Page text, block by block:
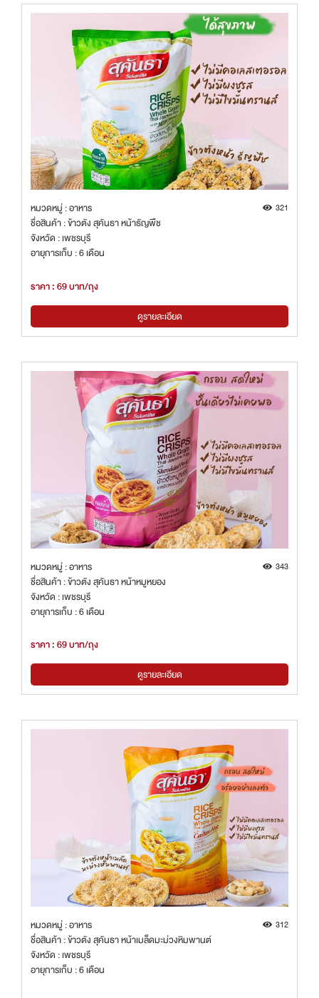
หมวดหมู่ : อาหาร 321
ชื่อสินค้า : ข้าวตัง สุคันธา หน้าธัญพืช
จังหวัด : เพชรบุรี
อายุการเก็บ : 6 เดือน
ราคา : 69 บาท/ถุง
ดูรายละเอียด
หมวดหมู่ : อาหาร 343
ชื่อสินค้า : ข้าวตัง สุคันธา หน้าหมูหยอง
จังหวัด : เพชรบุรี
อายุการเก็บ : 6 เดือน
ราคา : 69 บาท/ถุง
ดูรายละเอียด
หมวดหมู่ : อาหาร 312
ชื่อสินค้า : ข้าวตัง สุคันธา หน้าเมล็ดมะม่วงหิมพานต์
จังหวัด : เพชรบุรี
อายุการเก็บ : 6 เดือน